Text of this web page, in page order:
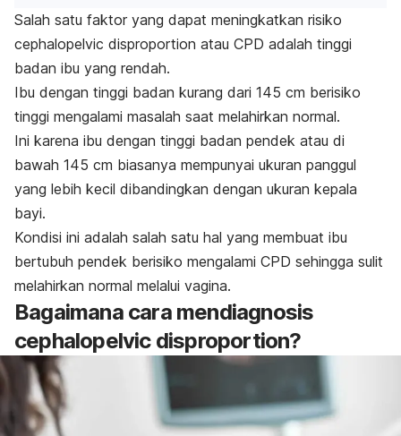
Salah satu faktor yang dapat meningkatkan risiko
cephalopelvic disproportion atau CPD adalah tinggi
badan ibu yang rendah.
Ibu dengan tinggi badan kurang dari 145 cm berisiko
tinggi mengalami masalah saat melahirkan normal.
Ini karena ibu dengan tinggi badan pendek atau di
bawah 145 cm biasanya mempunyai ukuran panggul
yang lebih kecil dibandingkan dengan ukuran kepala
bayi.
Kondisi ini adalah salah satu hal yang membuat ibu
bertubuh pendek berisiko mengalami CPD sehingga sulit
melahirkan normal melalui vagina.
Bagaimana cara mendiagnosis
cephalopelvic disproportion?